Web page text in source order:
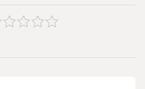
5stjerner